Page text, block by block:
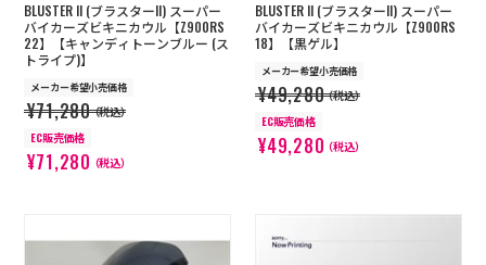
BLUSTER II (ブラスターII) スーパー
バイカーズビキニカウル【Z900RS
22】【キャンディトーンブルー (ス
トライプ)】
メーカー希望小売価格
¥71,280（税込）
EC販売価格
¥71,280（税込）
BLUSTER II (ブラスターII) スーパー
バイカーズビキニカウル【Z900RS
18】【黒ゲル】
メーカー希望小売価格
¥49,280（税込）
EC販売価格
¥49,280（税込）